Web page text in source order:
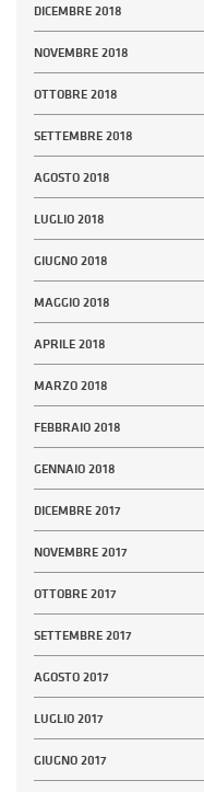
DICEMBRE 2018
NOVEMBRE 2018
OTTOBRE 2018
SETTEMBRE 2018
AGOSTO 2018
LUGLIO 2018
GIUGNO 2018
MAGGIO 2018
APRILE 2018
MARZO 2018
FEBBRAIO 2018
GENNAIO 2018
DICEMBRE 2017
NOVEMBRE 2017
OTTOBRE 2017
SETTEMBRE 2017
AGOSTO 2017
LUGLIO 2017
GIUGNO 2017